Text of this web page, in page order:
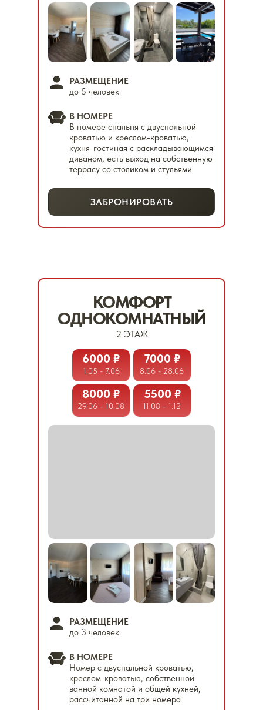
РАЗМЕЩЕНИЕ
до 5 человек
ЗАБРОНИРОВАТЬ
В НОМЕРЕ
В номере спальня с двуспальной
кроватью и креслом-кроватью,
кухня-гостиная с раскладывающимся
диваном, есть выход на собственную
террасу со столиком и стульями
РАЗМЕЩЕНИЕ
до 3 человек
В НОМЕРЕ
Номер с двуспальной кроватью,
креслом-кроватью, собственной
ванной комнатой и общей кухней,
рассчитанной на три номера
6000 ₽
1.05 - 7.06
7000 ₽
8.06 - 28.06
8000 ₽
29.06 - 10.08
5500 ₽
11.08 - 1.12
КОМФОРТ
ОДНОКОМНАТНЫЙ
2 ЭТАЖ